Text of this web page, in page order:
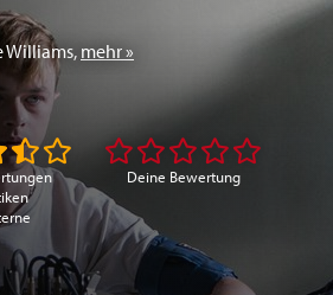
Williams, mehr »
Deine Bewertung